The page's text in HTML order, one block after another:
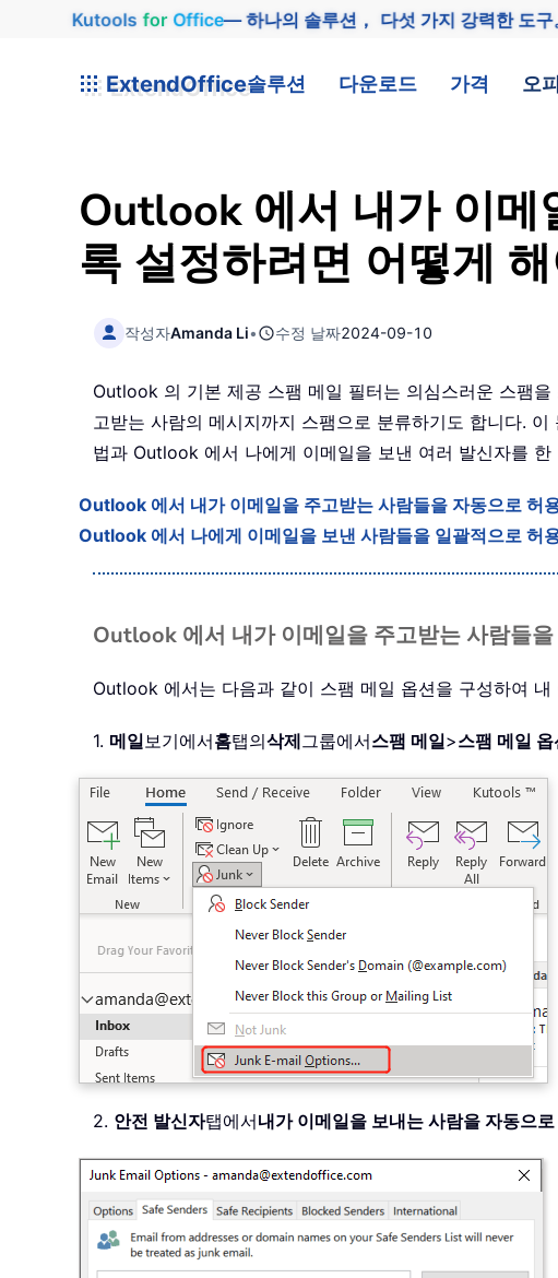
Kutools for Office— 하나의 솔루션， 다섯 가지 강력한 도구
ExtendOffice솔루션 다운로드 가격 오
Outlook 에서 내가 이메
록 설정하려면 어떻게
작성자Amanda Li• 수정 날짜2024-09-10
Outlook 의 기본 제공 스팸 메일 필터는 의심스러운 스팸
고받는 사람의 메시지까지 스팸으로 분류하기도 합니다.
법과 Outlook 에서 나에게 이메일을 보낸 여러 발신자를 한
Outlook 에서 내가 이메일을 주고받는 사람들을 자동으로 허
Outlook 에서 나에게 이메일을 보낸 사람들을 일괄적으로 허
Outlook 에서 내가 이메일을 주고받는 사람들
Outlook 에서는 다음과 같이 스팸 메일 옵션을 구성하여
1. 메일보기에서홈탭의삭제그룹에서스팸 메일>스팸 메일 옵
2. 안전 발신자탭에서내가 이메일을 보내는 사람을 자동으